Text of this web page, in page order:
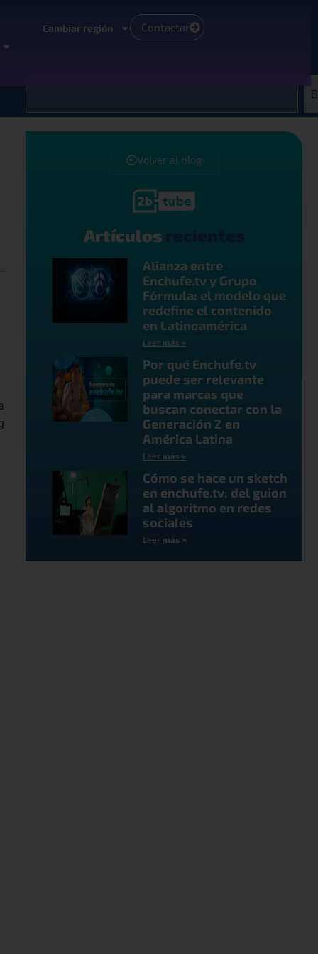
Cambiar región Contactar
Volver al blog
Artículos
Alianza entre
Enchufe.tv y Grupo
Fórmula: el modelo que
redefine el contenido
en Latinoamérica
Leer más »
Por qué Enchufe.tv
puede ser relevante
para marcas que
buscan conectar con la
Generación Z en
América Latina
Leer más »
Cómo se hace un sketch
en enchufe.tv: del guion
al algoritmo en redes
sociales
Leer más »